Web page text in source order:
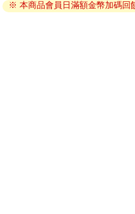
因版權保護，您在金石堂